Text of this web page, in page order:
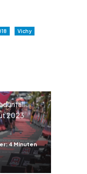
Vichy
…
2023
4 Minuten